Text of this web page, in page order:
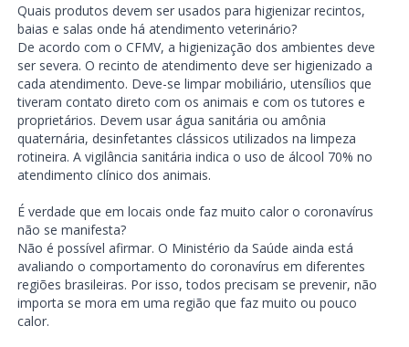
Quais produtos devem ser usados para higienizar recintos,
baias e salas onde há atendimento veterinário?
De acordo com o CFMV, a higienização dos ambientes deve
ser severa. O recinto de atendimento deve ser higienizado a
cada atendimento. Deve-se limpar mobiliário, utensílios que
tiveram contato direto com os animais e com os tutores e
proprietários. Devem usar água sanitária ou amônia
quaternária, desinfetantes clássicos utilizados na limpeza
rotineira. A vigilância sanitária indica o uso de álcool 70% no
atendimento clínico dos animais.
É verdade que em locais onde faz muito calor o coronavírus
não se manifesta?
Não é possível afirmar. O Ministério da Saúde ainda está
avaliando o comportamento do coronavírus em diferentes
regiões brasileiras. Por isso, todos precisam se prevenir, não
importa se mora em uma região que faz muito ou pouco
calor.